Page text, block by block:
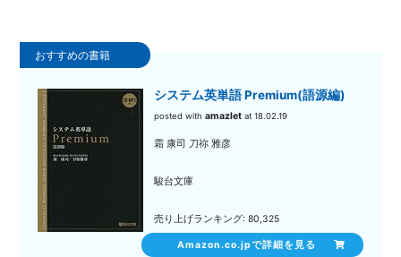
システム英単語 Premium(語源編)
posted withamazlet at 18.02.19
霜 康司 刀祢 雅彦
駿台文庫
売り上げランキング: 80,325
Amazon.co.jpで詳細を見る